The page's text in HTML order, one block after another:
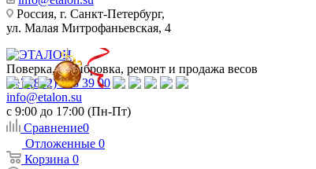
Россия, г. Санкт-Петербург,
ул. Малая Митрофаньевская, 4
Поверка, калибровка, ремонт и продажа весов
+7 (812) 448 39 00
info@etalon.su
c 9:00 до 17:00 (Пн-Пт)
Сравнение0
Отложенные 0
Корзина 0